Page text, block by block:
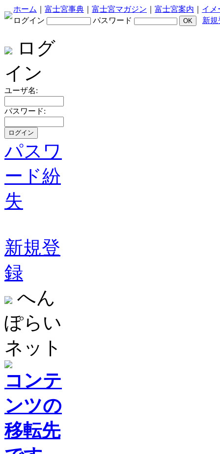
ホーム 富士宮事典 富士宮マガジン 富士宮案内
イメ
ログイン
パスワード 新規
ログ
イン
ユーザ名:
パスワード:
パスワ
ード紛
失
新規登
録
へん
ぽらい
ネット
コンテ
ンツの
移転先